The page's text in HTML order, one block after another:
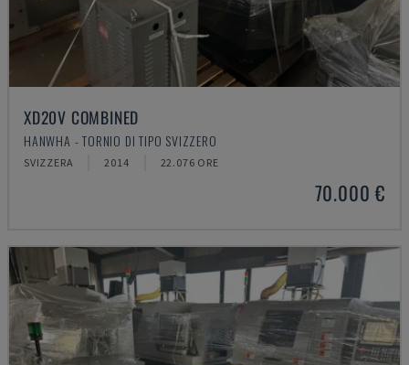
XD20V COMBINED
HANWHA - TORNIO DI TIPO SVIZZERO
SVIZZERA 2014 22.076 ORE
70.000 €